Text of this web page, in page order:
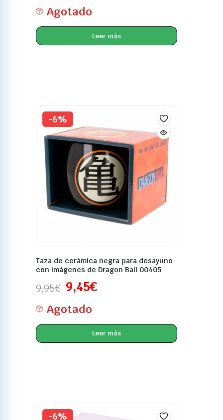
Agotado
Leer más
-6%
Taza de cerámica negra para desayuno
con imágenes de Dragon Ball 00405
9,95€ 9,45€
Agotado
Leer más
-6%